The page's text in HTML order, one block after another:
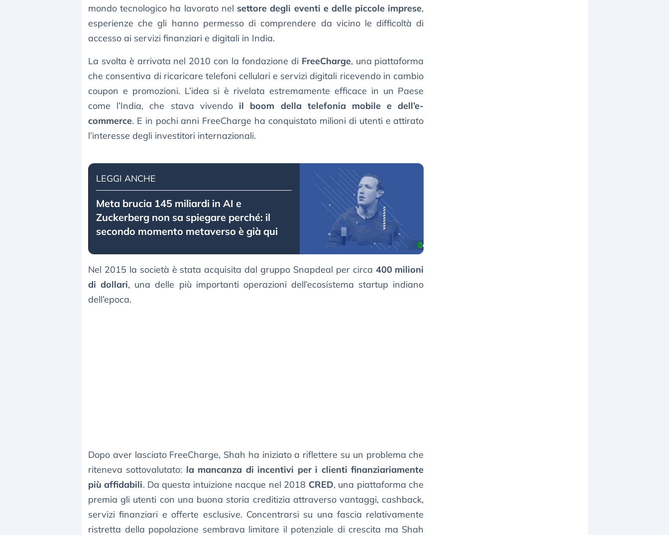
mondo tecnologico ha lavorato nel settore degli eventi e delle piccole imprese,
esperienze che gli hanno permesso di comprendere da vicino le difficoltà di
accesso ai servizi finanziari e digitali in India.
La svolta è arrivata nel 2010 con la fondazione di FreeCharge, una piattaforma
che consentiva di ricaricare telefoni cellulari e servizi digitali ricevendo in cambio
coupon e promozioni. L’idea si è rivelata estremamente efficace in un Paese
come l’India, che stava vivendo il boom della telefonia mobile e dell’e-
commerce. E in pochi anni FreeCharge ha conquistato milioni di utenti e attirato
l’interesse degli investitori internazionali.
LEGGI ANCHE
Meta brucia 145 miliardi in AI e
Zuckerberg non sa spiegare perché: il
secondo momento metaverso è già qui
Nel 2015 la società è stata acquisita dal gruppo Snapdeal per circa 400 milioni
di dollari, una delle più importanti operazioni dell’ecosistema startup indiano
dell’epoca.
Dopo aver lasciato FreeCharge, Shah ha iniziato a riflettere su un problema che
riteneva sottovalutato: la mancanza di incentivi per i clienti finanziariamente
più affidabili. Da questa intuizione nacque nel 2018 CRED, una piattaforma che
premia gli utenti con una buona storia creditizia attraverso vantaggi, cashback,
servizi finanziari e offerte esclusive. Concentrarsi su una fascia relativamente
ristretta della popolazione sembrava limitare il potenziale di crescita ma Shah